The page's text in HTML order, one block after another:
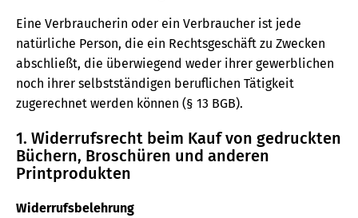
Eine Verbraucherin oder ein Verbraucher ist jede
natürliche Person, die ein Rechtsgeschäft zu Zwecken
abschließt, die überwiegend weder ihrer gewerblichen
noch ihrer selbstständigen beruflichen Tätigkeit
zugerechnet werden können (§ 13 BGB).
1. Widerrufsrecht beim Kauf von gedruckten
Büchern, Broschüren und anderen
Printprodukten
Widerrufsbelehrung